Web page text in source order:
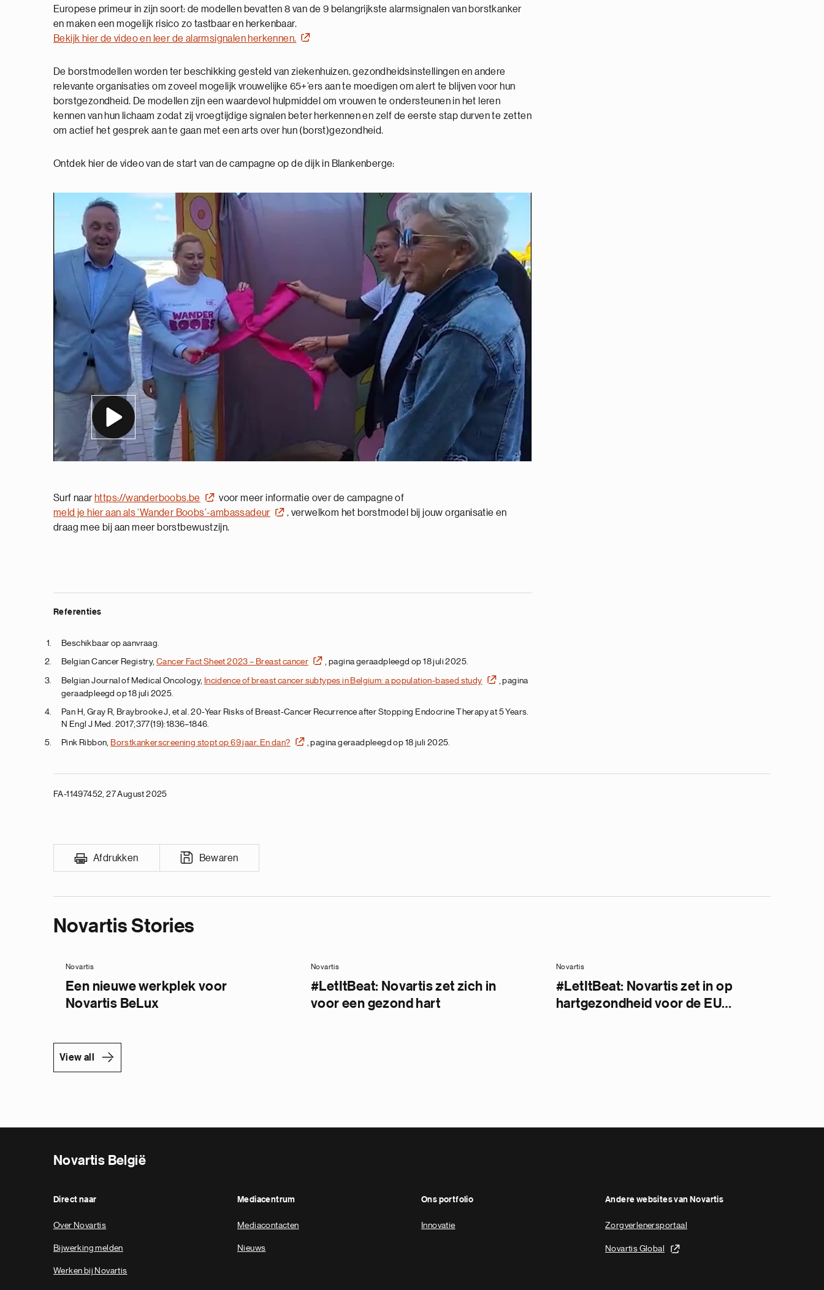
Europese primeur in zijn soort: de modellen bevatten 8 van de 9 belangrijkste alarmsignalen van borstkanker
en maken een mogelijk risico zo tastbaar en herkenbaar.
Bekijk hier de video en leer de alarmsignalen herkennen.
De borstmodellen worden ter beschikking gesteld van ziekenhuizen, gezondheidsinstellingen en andere
relevante organisaties om zoveel mogelijk vrouwelijke 65+’ers aan te moedigen om alert te blijven voor hun
borstgezondheid. De modellen zijn een waardevol hulpmiddel om vrouwen te ondersteunen in het leren
kennen van hun lichaam zodat zij vroegtijdige signalen beter herkennen en zelf de eerste stap durven te zetten
om actief het gesprek aan te gaan met een arts over hun (borst)gezondheid.
Ontdek hier de video van de start van de campagne op de dijk in Blankenberge:
Surf naar https://wanderboobs.be
voor meer informatie over de campagne of
meld je hier aan als ‘Wander Boobs’-ambassadeur
, verwelkom het borstmodel bij jouw organisatie en
draag mee bij aan meer borstbewustzijn.
Referenties
Beschikbaar op aanvraag.
Belgian Cancer Registry, Cancer Fact Sheet 2023 – Breast cancer , pagina geraadpleegd op 18 juli 2025.
Belgian Journal of Medical Oncology, Incidence of breast cancer subtypes in Belgium: a population-based study
, pagina
geraadpleegd op 18 juli 2025.
Pan H, Gray R, Braybrooke J, et al. 20-Year Risks of Breast-Cancer Recurrence after Stopping Endocrine Therapy at 5 Years.
N Engl J Med. 2017;377(19):1836–1846.
Pink Ribbon, Borstkankerscreening stopt op 69 jaar. En dan? , pagina geraadpleegd op 18 juli 2025.
FA-11497452, 27 August 2025
Afdrukken Bewaren
Novartis Stories
Novartis
Een nieuwe werkplek voor
Novartis BeLux
Novartis
#LetItBeat: Novartis zet zich in
voor een gezond hart
Novartis
#LetItBeat: Novartis zet in op
hartgezondheid voor de EU
View all
Novartis België
Direct naar
Over Novartis
Bijwerking melden
Werken bij Novartis
Mediacentrum
Mediacontacten
Nieuws
Ons portfolio
Innovatie
Andere websites van Novartis
Zorgverlenersportaal
Novartis Global